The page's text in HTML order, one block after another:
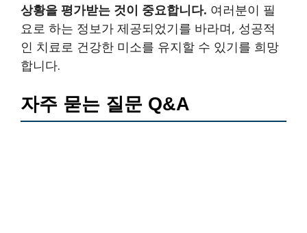
상황을 평가받는 것이 중요합니다. 여러분이 필
요로 하는 정보가 제공되었기를 바라며, 성공적
인 치료로 건강한 미소를 유지할 수 있기를 희망
합니다.
자주 묻는 질문 Q&A